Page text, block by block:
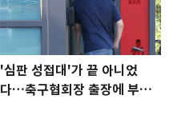
'심판 성접대'가 끝 아니었
다…축구협회장 출장에 부인